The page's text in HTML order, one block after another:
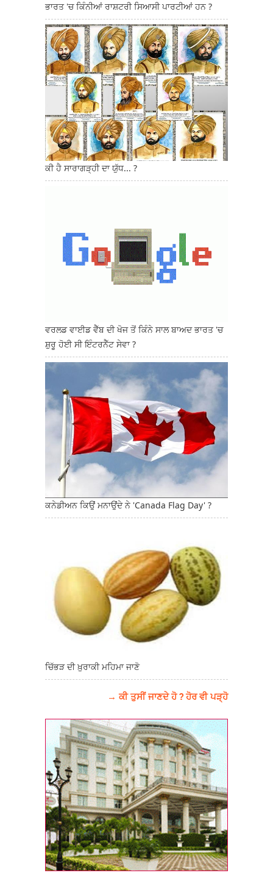
ਭਾਰਤ 'ਚ ਕਿੰਨੀਆਂ ਰਾਸ਼ਟਰੀ ਸਿਆਸੀ ਪਾਰਟੀਆਂ ਹਨ ?
ਕੀ ਹੈ ਸਾਰਾਗੜ੍ਹੀ ਦਾ ਯੁੱਧ... ?
ਵਰਲਡ ਵਾਈਡ ਵੈੱਬ ਦੀ ਖੋਜ ਤੋਂ ਕਿੰਨੇ ਸਾਲ ਬਾਅਦ ਭਾਰਤ 'ਚ
ਸ਼ੁਰੂ ਹੋਈ ਸੀ ਇੰਟਰਨੈੱਟ ਸੇਵਾ ?
ਕਨੇਡੀਅਨ ਕਿਉਂ ਮਨਾਉਂਦੇ ਨੇ 'Canada Flag Day' ?
ਚਿੱਭੜ ਦੀ ਖ਼ੁਰਾਕੀ ਮਹਿਮਾ ਜਾਣੋ
→ ਕੀ ਤੁਸੀਂ ਜਾਣਦੇ ਹੋ ? ਹੋਰ ਵੀ ਪੜ੍ਹੋ